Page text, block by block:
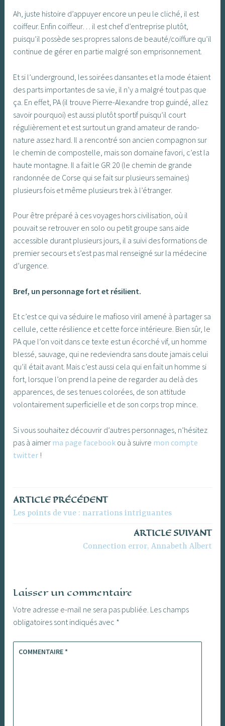
Ah, juste histoire d’appuyer encore un peu le cliché, il est
coiffeur. Enfin coiffeur… il est chef d’entreprise plutôt,
puisqu’il possède ses propres salons de beauté/coiffure qu’il
continue de gérer en partie malgré son emprisonnement.
Et si l’underground, les soirées dansantes et la mode étaient
des parts importantes de sa vie, il n’y a malgré tout pas que
ça. En effet, PA (il trouve Pierre-Alexandre trop guindé, allez
savoir pourquoi) est aussi plutôt sportif puisqu’il court
régulièrement et est surtout un grand amateur de rando-
nature assez hard. Il a rencontré son ancien compagnon sur
le chemin de compostelle, mais son domaine favori, c’est la
haute montagne. Il a fait le GR 20 (le chemin de grande
randonnée de Corse qui se fait sur plusieurs semaines)
plusieurs fois et même plusieurs trek à l’étranger.
Pour être préparé à ces voyages hors civilisation, où il
pouvait se retrouver en solo ou petit groupe sans aide
accessible durant plusieurs jours, il a suivi des formations de
premier secours et s’est pas mal renseigné sur la médecine
d’urgence.
Bref, un personnage fort et résilient.
Et c’est ce qui va séduire le mafioso viril amené à partager sa
cellule, cette résilience et cette force intérieure. Bien sûr, le
PA que l’on voit dans ce texte est un écorché vif, un homme
blessé, sauvage, qui ne redeviendra sans doute jamais celui
qu’il était avant. Mais c’est aussi cela qui en fait un homme si
fort, lorsque l’on prend la peine de regarder au delà des
apparences, de ses tenues colorées, de son attitude
volontairement superficielle et de son corps trop mince.
Si vous souhaitez découvrir d’autres personnages, n’hésitez
pas à aimer ma page facebook ou à suivre mon compte
twitter !
Navigation
ARTICLE PRÉCÉDENT
Les points de vue : narrations intriguantes
ARTICLE SUIVANT
Connection error, Annabeth Albert
Laisser un commentaire
Votre adresse e-mail ne sera pas publiée. Les champs
obligatoires sont indiqués avec *
COMMENTAIRE*